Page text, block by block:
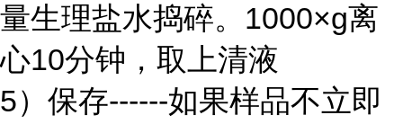
量生理盐水捣碎。1000×g离
心10分钟，取上清液
5）保存------如果样品不立即